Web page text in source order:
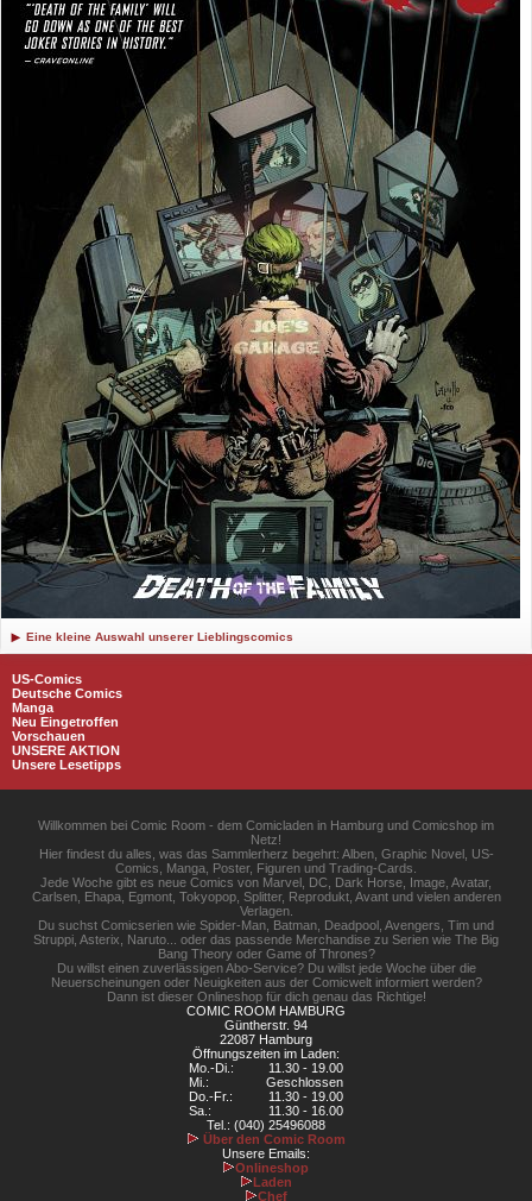
Eine kleine Auswahl unserer Lieblingscomics
US-Comics
Deutsche Comics
Manga
Neu Eingetroffen
Vorschauen
UNSERE AKTION
Unsere Lesetipps
Willkommen bei Comic Room - dem Comicladen in Hamburg und Comicshop im
Netz!
Hier findest du alles, was das Sammlerherz begehrt: Alben, Graphic Novel, US-
Comics, Manga, Poster, Figuren und Trading-Cards.
Jede Woche gibt es neue Comics von Marvel, DC, Dark Horse, Image, Avatar,
Carlsen, Ehapa, Egmont, Tokyopop, Splitter, Reprodukt, Avant und vielen anderen
Verlagen.
Du suchst Comicserien wie Spider-Man, Batman, Deadpool, Avengers, Tim und
Struppi, Asterix, Naruto... oder das passende Merchandise zu Serien wie The Big
Bang Theory oder Game of Thrones?
Du willst einen zuverlässigen Abo-Service? Du willst jede Woche über die
Neuerscheinungen oder Neuigkeiten aus der Comicwelt informiert werden?
Dann ist dieser Onlineshop für dich genau das Richtige!
COMIC ROOM HAMBURG
Güntherstr. 94
22087 Hamburg
Öffnungszeiten im Laden:
Mo.-Di.:
11.30 - 19.00
Mi.:
Geschlossen
Do.-Fr.:
11.30 - 19.00
Sa.:
11.30 - 16.00
Tel.: (040) 25496088
Über den Comic Room
Unsere Emails:
Onlineshop
Laden
Chef